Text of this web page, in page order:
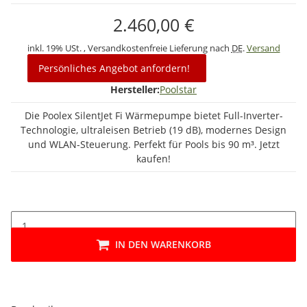
2.460,00 €
inkl. 19% USt. , Versandkostenfreie Lieferung nach DE.Versand
Persönliches Angebot anfordern!
Hersteller:Poolstar
Die Poolex SilentJet Fi Wärmepumpe bietet Full-Inverter-
Technologie, ultraleisen Betrieb (19 dB), modernes Design
und WLAN-Steuerung. Perfekt für Pools bis 90 m³. Jetzt
kaufen!
IN DEN WARENKORB